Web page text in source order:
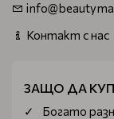
Контакт с нас
ЗАЩО ДА
Богатo